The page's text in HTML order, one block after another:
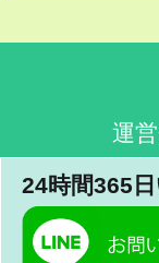
運
24時間365